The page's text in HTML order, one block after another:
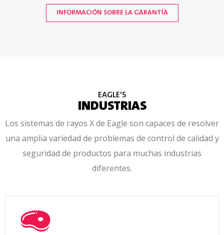
Tomas de
corriente
Cantidad: 4, 19 mm (X») NPT o reductor para
agarre de cable de 12,7 mm (V»)
(máx.)
100 metros (328′)
INFORMACIÓN SOBRE LA GARANTÍA
EAGLE’S
INDUSTRIAS
Los sistemas de rayos X de Eagle son capaces de resolver
una amplia variedad de problemas de control de calidad y
seguridad de productos para muchas industrias
diferentes.